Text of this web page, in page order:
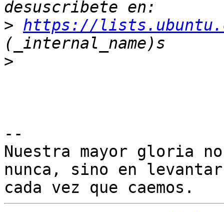
> https://
>
--
Nuestra mayor gloria
nunca, sino en